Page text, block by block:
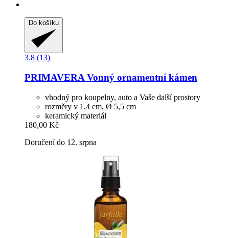
Do košíku
3.8 (13)
PRIMAVERA Vonný ornamentní kámen
vhodný pro koupelny, auto a Vaše další prostory
rozměry v 1,4 cm, Ø 5,5 cm
keramický materiál
180,00 Kč
Doručení do 12. srpna